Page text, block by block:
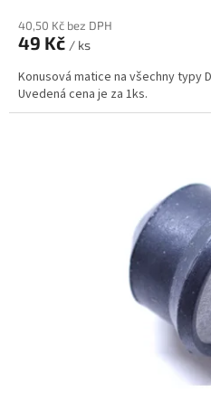
produktu
je
z
5
hvězdiček.
40,50 Kč bez DPH
49 Kč / ks
Konusová matice na všechny typy
Uvedená cena je za 1ks.